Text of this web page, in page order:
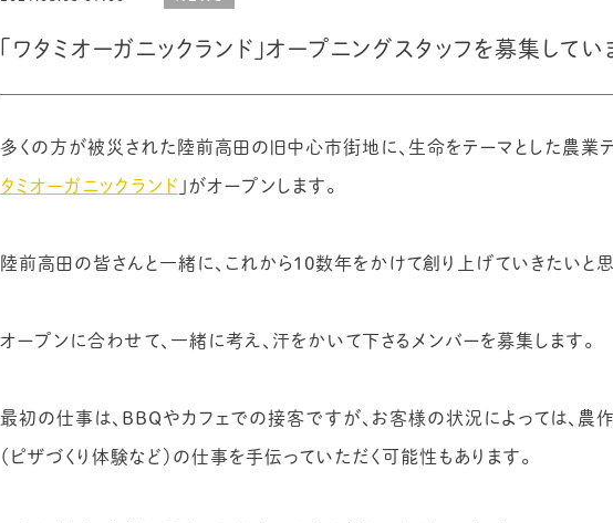
「ワタミオーガニックランド」オープニングスタッフを募集してい
多くの方が被災された陸前高田の旧中心市街地に、生命をテーマとした農業
タミオーガニックランド 」がオープンします。
陸前高田の皆さんと一緒に、これから10数年をかけて創り上げていきたいと思
オープンに合わせて、一緒に考え、汗をかいて下さるメンバーを募集します。
最初の仕事は、BBQやカフェでの接客ですが、お客様の状況によっては、農
（ピザづくり体験など）の仕事を手伝っていただく可能性もあります。